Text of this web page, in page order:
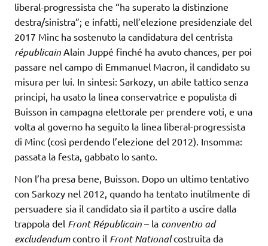
liberal-progressista che “ha superato la distinzione
destra/sinistra”; e infatti, nell’elezione presidenziale del
2017 Minc ha sostenuto la candidatura del centrista
républicain Alain Juppé finché ha avuto chances, per poi
passare nel campo di Emmanuel Macron, il candidato su
misura per lui. In sintesi: Sarkozy, un abile tattico senza
principi, ha usato la linea conservatrice e populista di
Buisson in campagna elettorale per prendere voti, e una
volta al governo ha seguito la linea liberal-progressista
di Minc (così perdendo l’elezione del 2012). Insomma:
passata la festa, gabbato lo santo.
Non l’ha presa bene, Buisson. Dopo un ultimo tentativo
con Sarkozy nel 2012, quando ha tentato inutilmente di
persuadere sia il candidato sia il partito a uscire dalla
trappola del Front Républicain – la conventio ad
excludendumcontro il Front Nationalcostruita da